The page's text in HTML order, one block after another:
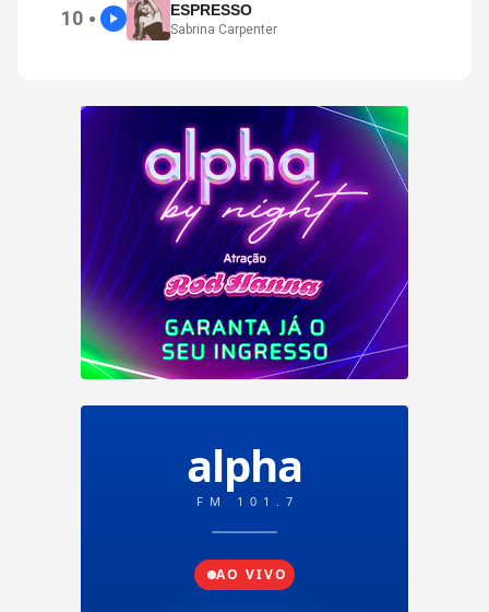
10 ● ESPRESSO
Sabrina Carpenter